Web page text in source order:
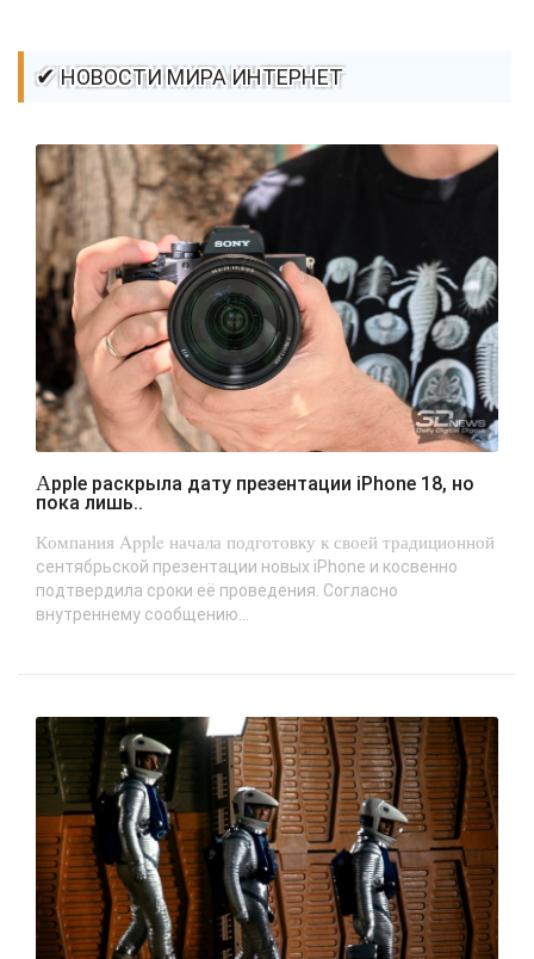
✔ НОВОСТИ МИРА ИНТЕРНЕТ
Apple раскрыла дату презентации iPhone 18, но
пока лишь..
Компания Apple начала подготовку к своей традиционной
сентябрьской презентации новых iPhone и косвенно
подтвердила сроки её проведения. Согласно
внутреннему сообщению...